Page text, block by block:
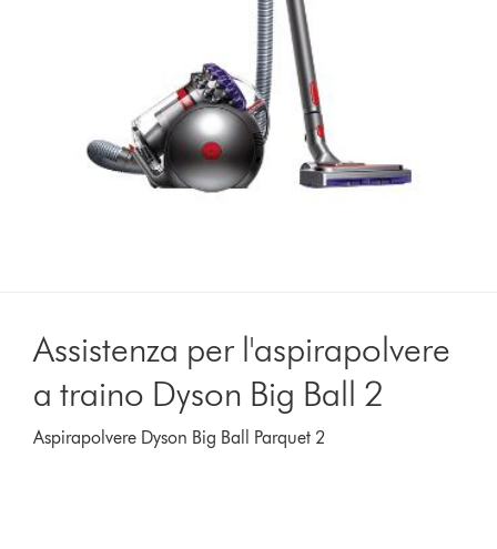
Assistenza per l'aspirapolvere
a traino Dyson Big Ball 2
Aspirapolvere Dyson Big Ball Parquet 2